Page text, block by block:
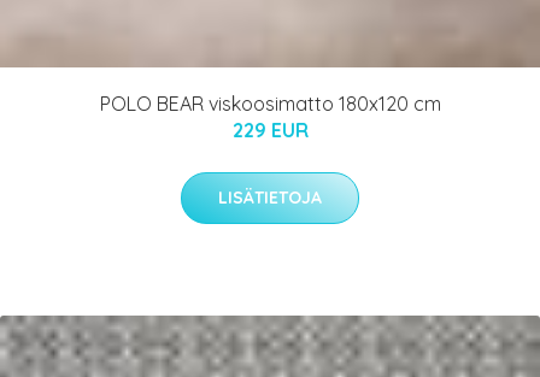
POLO BEAR viskoosimatto 180x120 cm
229 EUR
LISÄTIETOJA